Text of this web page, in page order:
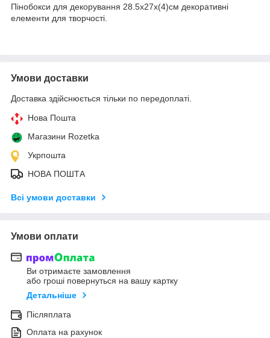
Пінобокси для декорування 28.5х27х(4)см декоративні
елементи для творчості.
Умови доставки
Доставка здійснюється тільки по передоплаті.
Нова Пошта
Магазини Rozetka
Укрпошта
НОВА ПОШТА
Всі умови доставки
Умови оплати
Ви отримаєте замовлення
або гроші повернуться на вашу картку
Детальніше
Післяплата
Оплата на рахунок